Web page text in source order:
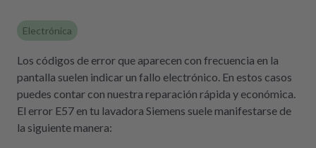
Electrónica
Los códigos de error que aparecen con frecuencia en la
pantalla suelen indicar un fallo electrónico. En estos casos
puedes contar con nuestra reparación rápida y económica.
El error E57 en tu lavadora Siemens suele manifestarse de
la siguiente manera: